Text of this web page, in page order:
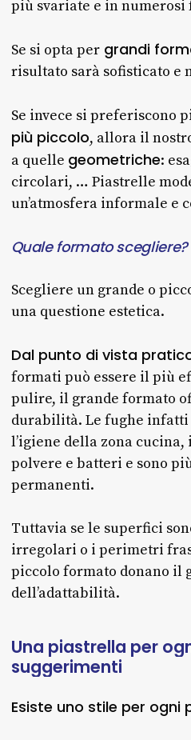
più svariate e in numerosi
Se si opta pergrandi
risultato sarà sofisticato e
Se invece si preferiscono
più piccolo, allora il
a quelle geometriche:
circolari, … Piastrelle
un’atmosfera informale e
Quale formato scegliere?
Scegliere un grande o
una questione estetica.
Dal punto di vista
formati può essere il più
pulire, il grande formato
durabilità. Le fughe infatti
l’igiene della zona
polvere e batteri e sono
permanenti.
Tuttavia se le superfici
irregolari o i perimetri
piccolo formato donano il
dell’adattabilità.
Una piastrella per
suggerimenti
Esiste uno stile per ogni